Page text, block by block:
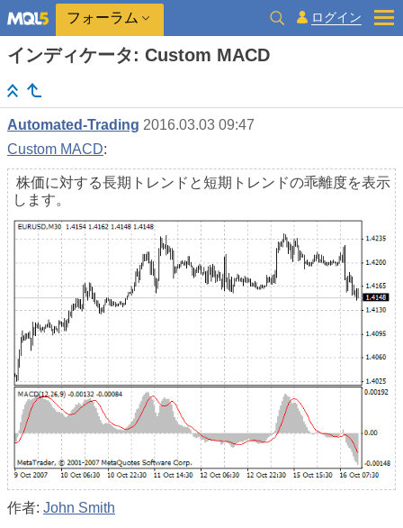
フォーラム ログイン
インディケータ: Custom MACD
Automated-Trading 2016.03.03 09:47
Custom MACD:
株価に対する長期トレンドと短期トレンドの乖離度を表示
します。
作者: John Smith